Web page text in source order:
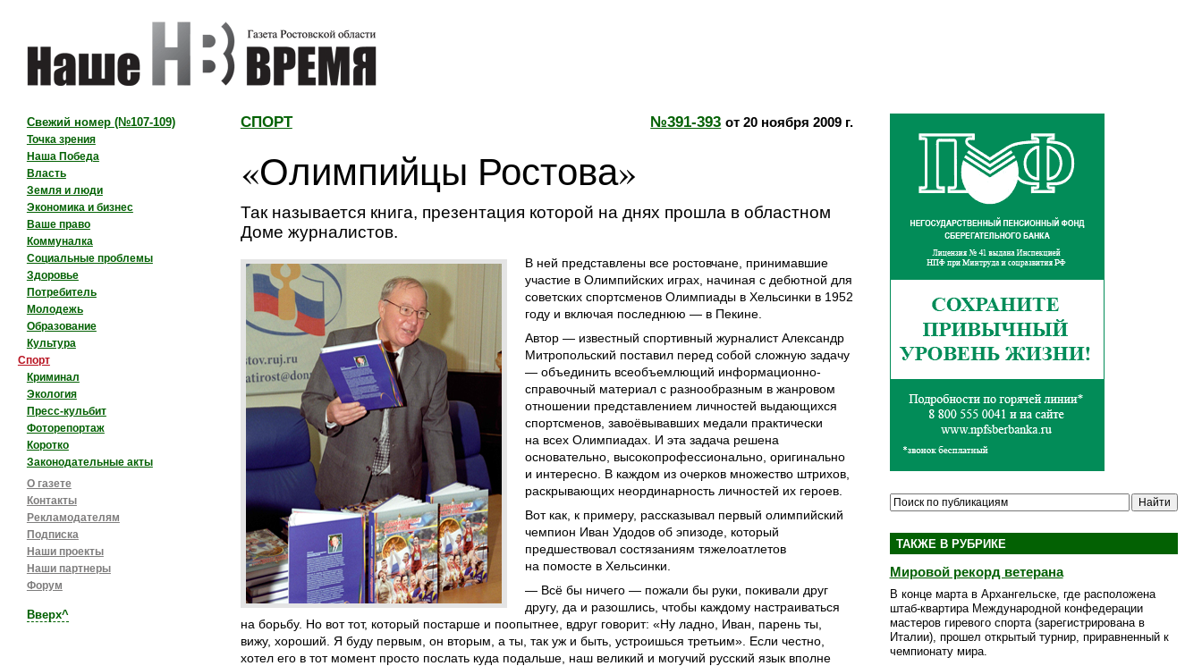
№391-393 от 20 ноября 2009 г.
СПОРТ
«Олимпийцы Ростова»
Так называется книга, презентация которой на днях прошла в областном
Доме журналистов.
В ней представлены все ростовчане, принимавшие
участие в Олимпийских играх, начиная с дебютной для
советских спортсменов Олимпиады в Хельсинки в 1952
году и включая последнюю — в Пекине.
Автор — известный спортивный журналист Александр
Митропольский поставил перед собой сложную задачу
— объединить всеобъемлющий информационно­
справочный материал с разнообразным в жанровом
отношении представлением личностей выдающихся
спортсменов, завоёвывавших медали практически
на всех Олимпиадах. И эта задача решена
основательно, высокопрофессионально, оригинально
и интересно. В каждом из очерков множество штрихов,
раскрывающих неординарность личностей их героев.
Вот как, к примеру, рассказывал первый олимпийский
чемпион Иван Удодов об эпизоде, который
предшествовал состязаниям тяжелоатлетов
на помосте в Хельсинки.
— Всё бы ничего — пожали бы руки, покивали друг
другу, да и разошлись, чтобы каждому настраиваться
на борьбу. Но вот тот, который постарше и поопытнее, вдруг говорит: «Ну ладно, Иван, парень ты,
вижу, хороший. Я буду первым, он вторым, а ты, так уж и быть, устроишься третьим». Если честно,
хотел его в тот момент просто послать куда подальше, наш великий и могучий русский язык вполне
Свежий номер (№107-109)
Точка зрения
Наша Победа
Власть
Земля и люди
Экономика и бизнес
Ваше право
Коммуналка
Социальные проблемы
Здоровье
Потребитель
Молодежь
Образование
Культура
Спорт
Криминал
Экология
Пресс-кульбит
Фоторепортаж
Коротко
Законодательные акты
О газете
Контакты
Рекламодателям
Подписка
Наши проекты
Наши партнеры
Форум
Вверх^
ТАКЖЕ В РУБРИКЕ
Мировой рекорд ветерана
В конце марта в Архангельске, где расположена
штаб-квартира Международной конфедерации
мастеров гиревого спорта (зарегистрирована в
Италии), прошел открытый турнир, приравненный к
чемпионату мира.